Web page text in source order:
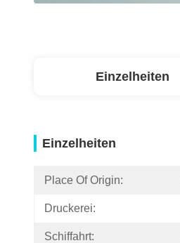
Einzelheiten
Einzelheiten
Place Of Origin:
Druckerei:
Schiffahrt: